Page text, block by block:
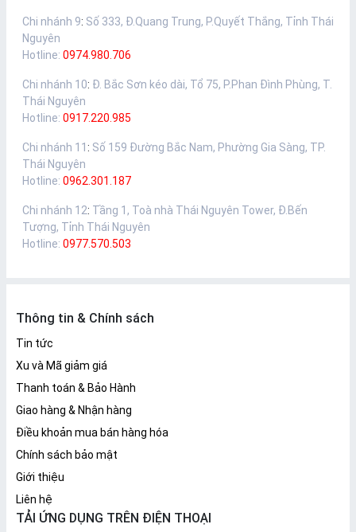
Chi nhánh 9: Số 333, Đ.Quang Trung, P.Quyết Thắng, Tỉnh Thái
Nguyên
Hotline: 0974.980.706
Chi nhánh 10: Đ. Bắc Sơn kéo dài, Tổ 75, P.Phan Đình Phùng, T.
Thái Nguyên
Hotline: 0917.220.985
Chi nhánh 11 : Số 159 Đường Bắc Nam, Phường Gia Sàng, TP.
Thái Nguyên
Hotline: 0962.301.187
Chi nhánh 12: Tầng 1, Toà nhà Thái Nguyên Tower, Đ.Bến
Tượng, Tỉnh Thái Nguyên
Hotline: 0977.570.503
Thông tin & Chính sách
Tin tức
Xu và Mã giảm giá
Thanh toán & Bảo Hành
Giao hàng & Nhận hàng
Điều khoản mua bán hàng hóa
Chính sách bảo mật
Giới thiệu
Liên hệ
TẢI ỨNG DỤNG TRÊN ĐIỆN THOẠI